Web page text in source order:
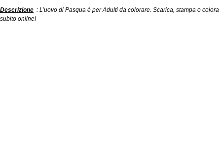
Descrizione : L’uovo di Pasqua è per Adulti da colorare. Scarica, stampa o colora
subito online!